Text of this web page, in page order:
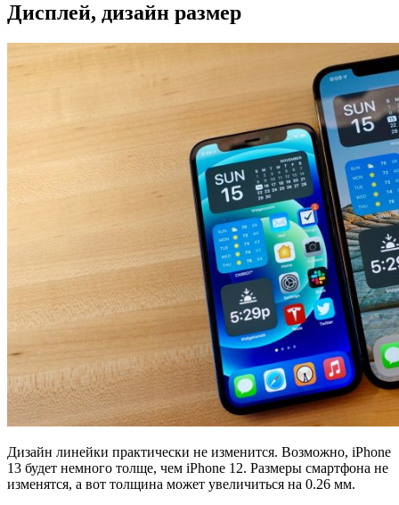
Дисплей, дизайн размер
Дизайн линейки практически не изменится. Возможно, iPhone
13 будет немного толще, чем iPhone 12. Размеры смартфона не
изменятся, а вот толщина может увеличиться на 0.26 мм.